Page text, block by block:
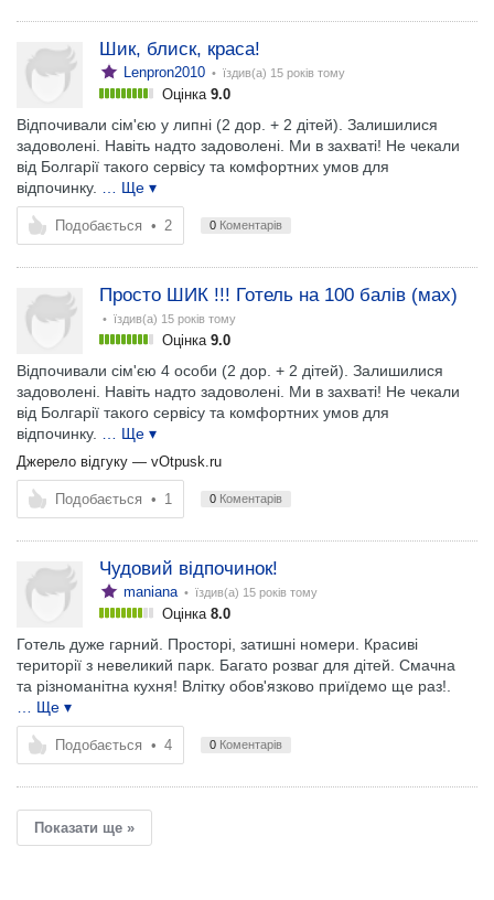
Шик, блиск, краса!
Lenpron2010 • їздив(а) 15 років тому
Оцінка 9.0
Відпочивали сім'єю у липні (2 дор. + 2 дітей). Залишилися
задоволені. Навіть надто задоволені. Ми в захваті! Не чекали
від Болгарії такого сервісу та комфортних умов для
відпочинку.
… Ще ▾
Подобається • 2 0 Коментарів
Просто ШИК !!! Готель на 100 балів (мах)
• їздив(а) 15 років тому
Оцінка 9.0
Відпочивали сім'єю 4 особи (2 дор. + 2 дітей). Залишилися
задоволені. Навіть надто задоволені. Ми в захваті! Не чекали
від Болгарії такого сервісу та комфортних умов для
відпочинку.
… Ще ▾
Джерело відгуку — vOtpusk.ru
Подобається • 1 0 Коментарів
Чудовий відпочинок!
maniana • їздив(а) 15 років тому
Оцінка 8.0
Готель дуже гарний. Просторі, затишні номери. Красиві
території з невеликий парк. Багато розваг для дітей. Смачна
та різноманітна кухня! Влітку обов'язково приїдемо ще раз!.
… Ще ▾
Подобається • 4 0 Коментарів
Показати ще »